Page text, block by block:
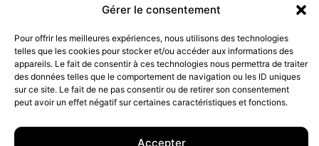
Gérer le consentement
Pour offrir les meilleures expériences, nous utilisons des technologies
telles que les cookies pour stocker et/ou accéder aux informations des
appareils. Le fait de consentir à ces technologies nous permettra de traiter
des données telles que le comportement de navigation ou les ID uniques
sur ce site. Le fait de ne pas consentir ou de retirer son consentement
peut avoir un effet négatif sur certaines caractéristiques et fonctions.
Accepter
Les marques doivent-elles être engagées ?
19 juillet 2022
10 rue Charlot, 75003 Paris. Contact : +33(0)6 63 07 98 26 ou
Mentions légales–Données Personnelles